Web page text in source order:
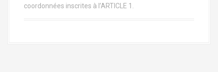
coordonnées inscrites à l’ARTICLE 1.